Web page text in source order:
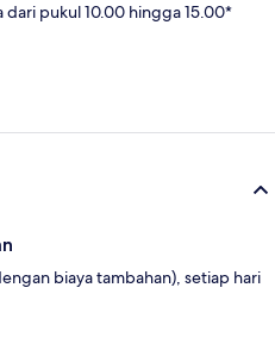
pukul 10.00 hingga 15.00*
biaya tambahan), setiap hari